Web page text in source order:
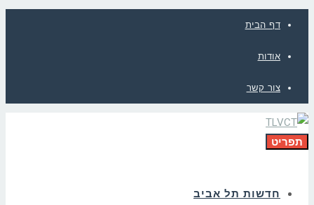
דף הבית
אודות
צור קשר
תפריט
חדשות תל אביב